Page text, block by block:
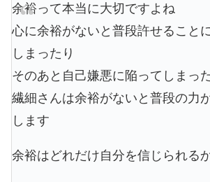
余裕って本当に大切ですよね
心に余裕がないと普段許せること
しまったり
そのあと自己嫌悪に陥ってしまっ
繊細さんは余裕がないと普段の力
します
余裕はどれだけ自分を信じられる